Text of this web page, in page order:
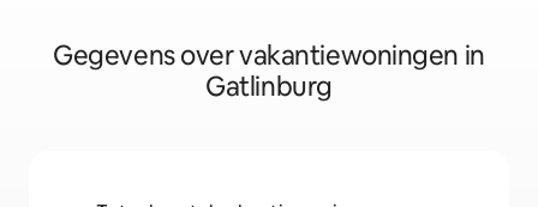
Gegevens over vakantiewoningen in
Gatlinburg